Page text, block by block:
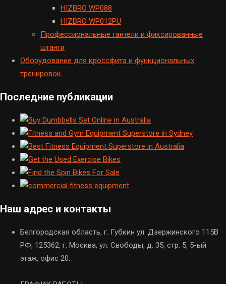
HIZBRO WP088
HIZBRO WP012PU
Профессиональные гантели и фиксированные
штанги
Оборудование для кроссфита и функциональных
тренировок.
Последние публикации
Наш адрес и контакты
Белгородская область, г. Губкин ул. Дзержинского 115В
РФ, 125362, г. Москва, ул. Свободы, д. 35, стр. 5, 5-ый
этаж, офис 20.